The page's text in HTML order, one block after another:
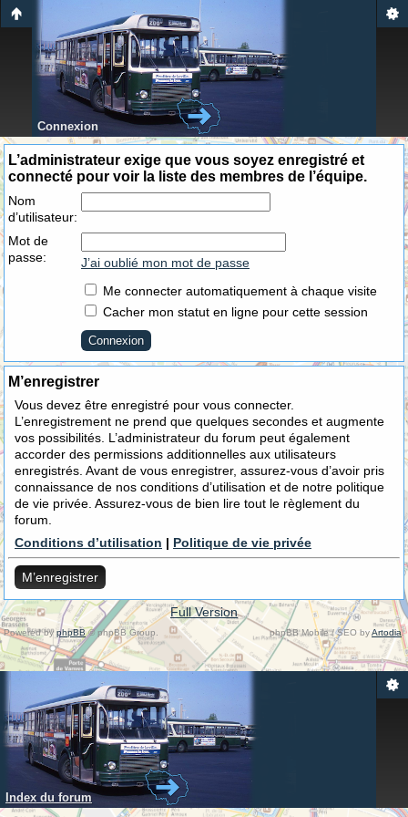
Connexion
L’administrateur exige que vous soyez enregistré et
connecté pour voir la liste des membres de l’équipe.
Nom
d’utilisateur:
Mot de
passe:
J’ai oublié mon mot de passe
Me connecter automatiquement à chaque visite
Cacher mon statut en ligne pour cette session
M’enregistrer
Vous devez être enregistré pour vous connecter.
L’enregistrement ne prend que quelques secondes et augmente
vos possibilités. L’administrateur du forum peut également
accorder des permissions additionnelles aux utilisateurs
enregistrés. Avant de vous enregistrer, assurez-vous d’avoir pris
connaissance de nos conditions d’utilisation et de notre politique
de vie privée. Assurez-vous de bien lire tout le règlement du
forum.
Conditions d’utilisation | Politique de vie privée
M’enregistrer
Full Version
Powered byphpBB© phpBB Group. phpBB Mobile / SEO byArtodia.
Index du forum